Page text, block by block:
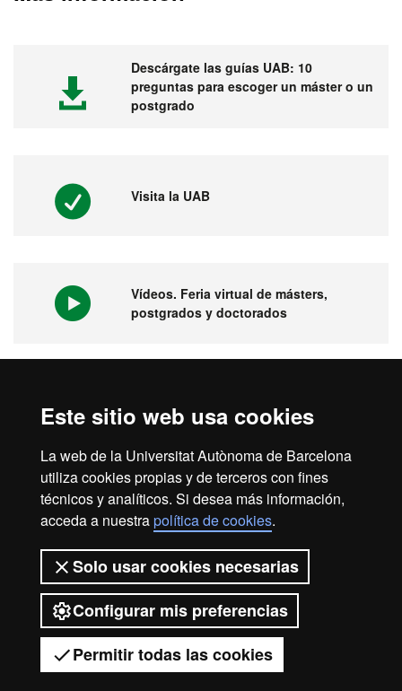
Este sitio web usa cookies
La web de la Universitat Autònoma de Barcelona
utiliza cookies propias y de terceros con fines
técnicos y analíticos. Si desea más información,
acceda a nuestrapolítica de cookies.
Solo usar cookies necesarias
Configurar mis preferencias
Permitir todas las cookies
Descárgate las guías UAB: 10
preguntas para escoger un máster o un
postgrado
Visita la UAB
Vídeos. Feria virtual de másters,
postgrados y doctorados
mundo
Accesibilidad web
Mapa del web UAB
2026 Universitat Autònoma de
Barcelona